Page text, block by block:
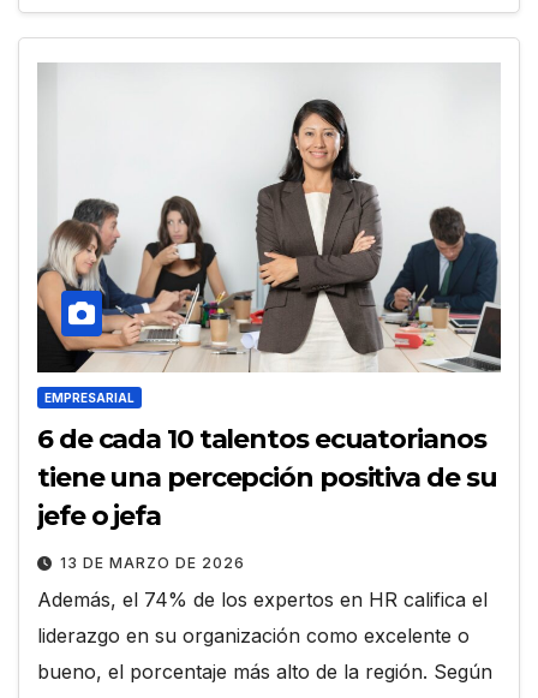
EMPRESARIAL
6 de cada 10 talentos ecuatorianos
tiene una percepción positiva de su
jefe o jefa
13 DE MARZO DE 2026
Además, el 74% de los expertos en HR califica el
liderazgo en su organización como excelente o
bueno, el porcentaje más alto de la región. Según